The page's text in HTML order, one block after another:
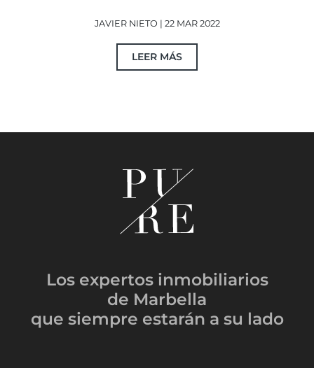
JAVIER NIETO | 22 MAR 2022
LEER MÁS
Los expertos inmobiliarios
de Marbella
que siempre estarán a su lado